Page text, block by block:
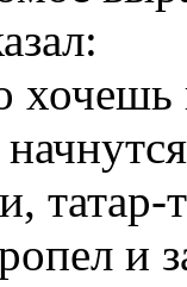
татар-
и